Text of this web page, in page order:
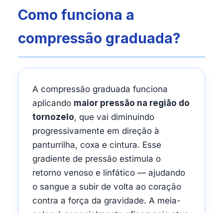
Como funciona a
compressão graduada?
A compressão graduada funciona
aplicando maior pressão na região do
tornozelo, que vai diminuindo
progressivamente em direção à
panturrilha, coxa e cintura. Esse
gradiente de pressão estimula o
retorno venoso e linfático — ajudando
o sangue a subir de volta ao coração
contra a força da gravidade. A meia-